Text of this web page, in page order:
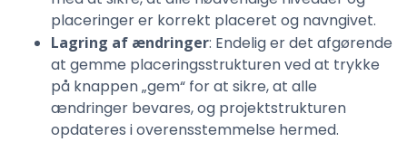
placeringer er korrekt placeret og navngivet.
Lagring af ændringer: Endelig er det afgørende
at gemme placeringsstrukturen ved at trykke
på knappen „gem“ for at sikre, at alle
ændringer bevares, og projektstrukturen
opdateres i overensstemmelse hermed.